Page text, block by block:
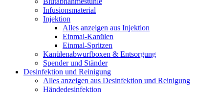
Infusionsmaterial
Injektion
Alles anzeigen aus Injektion
Einmal-Kanülen
Einmal-Spritzen
Kanülenabwurfboxen & Entsorgung
Spender und Ständer
Desinfektion und Reinigung
Alles anzeigen aus Desinfektion und Reinigung
Händedesinfektion